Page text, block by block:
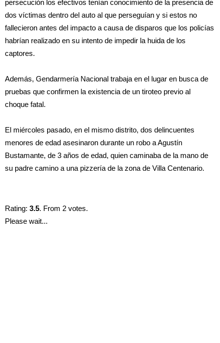
persecución los efectivos tenían conocimiento de la presencia de
dos víctimas dentro del auto al que perseguían y si estos no
fallecieron antes del impacto a causa de disparos que los policías
habrían realizado en su intento de impedir la huida de los
captores.
Además, Gendarmería Nacional trabaja en el lugar en busca de
pruebas que confirmen la existencia de un tiroteo previo al
choque fatal.
El miércoles pasado, en el mismo distrito, dos delincuentes
menores de edad asesinaron durante un robo a Agustín
Bustamante, de 3 años de edad, quien caminaba de la mano de
su padre camino a una pizzería de la zona de Villa Centenario.
Rating: 3.5. From 2 votes.
Please wait...